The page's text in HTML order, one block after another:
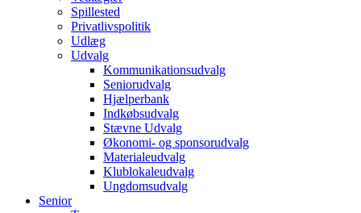
Spillested
Privatlivspolitik
Udlæg
Udvalg
Kommunikationsudvalg
Seniorudvalg
Hjælperbank
Indkøbsudvalg
Stævne Udvalg
Økonomi- og sponsorudvalg
Materialeudvalg
Klublokaleudvalg
Ungdomsudvalg
Senior